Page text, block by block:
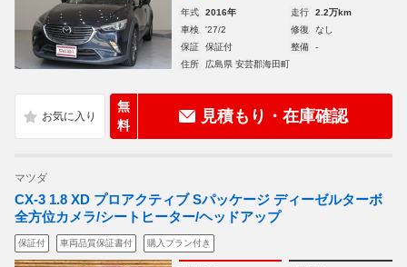
年式 2016年 走行
2.2万km
車検
'27/2 修復
なし
保証
保証付 整備
-
住所
広島県 安芸郡海田町
無
料
見積もり・在庫確認
マツダ
CX-3 1.8 XD プロアクティブ Sパッケージ ディーゼルターボ
全方位カメラ/シートヒーター/ヘッドアップ
保証付 車両品質保証書付 購入プラン付き